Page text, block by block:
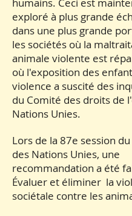
exploré à plus grande
dans une plus grande
les sociétés où la
animale violente est
où l'exposition des
violence a suscité des
du Comité des droits de
Nations Unies.
Lors de la 87e session
des Nations Unies, une
recommandation a été
Évaluer et éliminer la
sociétale contre les